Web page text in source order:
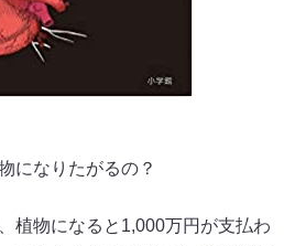
になりたがるの？
植物になると1,000万円が支払わ